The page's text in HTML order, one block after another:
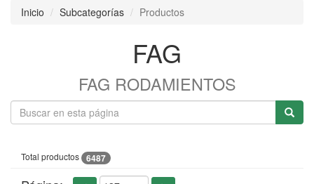
Inicio Subcategorías Productos
FAG
FAG RODAMIENTOS
Total productos 6487